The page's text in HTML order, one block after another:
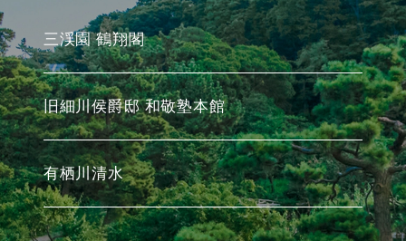
三渓園 鶴翔閣
旧細川侯爵邸 和敬塾本館
有栖川清水